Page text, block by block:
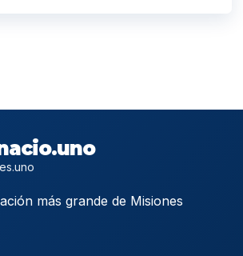
más grande de Misiones